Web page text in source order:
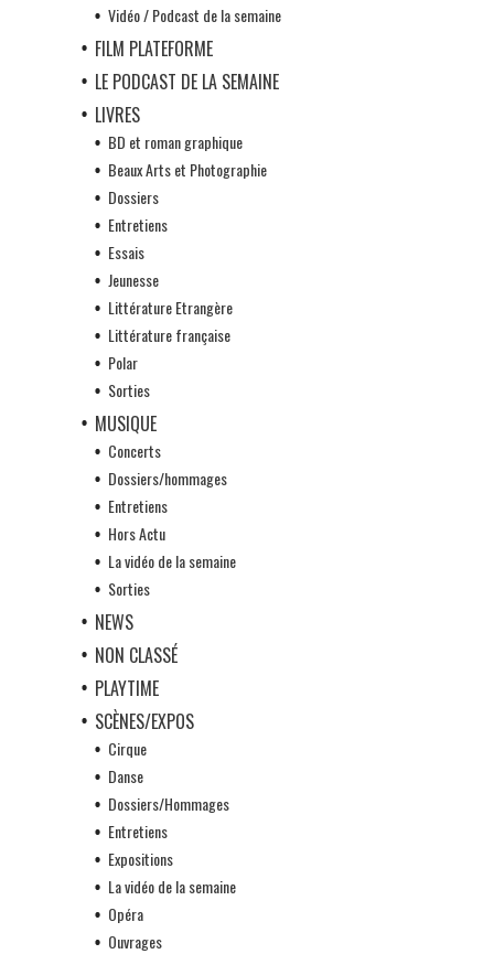
Vidéo / Podcast de la semaine
FILM PLATEFORME
LE PODCAST DE LA SEMAINE
LIVRES
BD et roman graphique
Beaux Arts et Photographie
Dossiers
Entretiens
Essais
Jeunesse
Littérature Etrangère
Littérature française
Polar
Sorties
MUSIQUE
Concerts
Dossiers/hommages
Entretiens
Hors Actu
La vidéo de la semaine
Sorties
NEWS
NON CLASSÉ
PLAYTIME
SCÈNES/EXPOS
Cirque
Danse
Dossiers/Hommages
Entretiens
Expositions
La vidéo de la semaine
Opéra
Ouvrages